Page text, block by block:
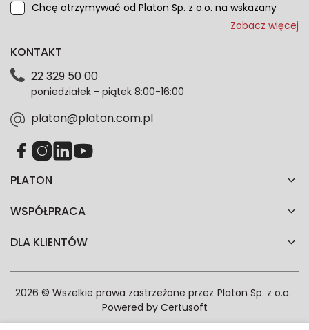
Chcę otrzymywać od Platon Sp. z o.o. na wskazany
przeze mnie adres e-mail informacje marketingowe
dotyczące danych osobowych znajdziesz w naszej
każdym czasie. Wycofanie zgody nie wpłynie na
zgodność z prawem przetwarzania dokonanego przed
Zobacz więcej
PLATON
WSPÓŁPRACA
DLA KLIENTÓW
KONTAKT
22 329 50 00
poniedziałek - piątek 8:00-16:00
platon@platon.com.pl
2026 © Wszelkie prawa zastrzeżone przez Platon Sp. z o.o.
Powered by Certusoft